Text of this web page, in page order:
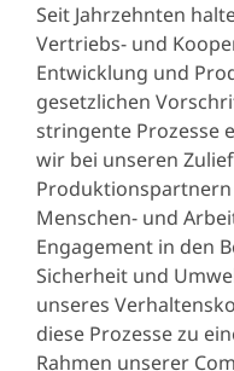
Seit Jahrzehnten
Vertriebs- und
Entwicklung und
gesetzlichen
stringente Prozesse
wir bei unseren
Menschen- und
Engagement in den
Sicherheit und
unseres
diese Prozesse zu
Rahmen unserer